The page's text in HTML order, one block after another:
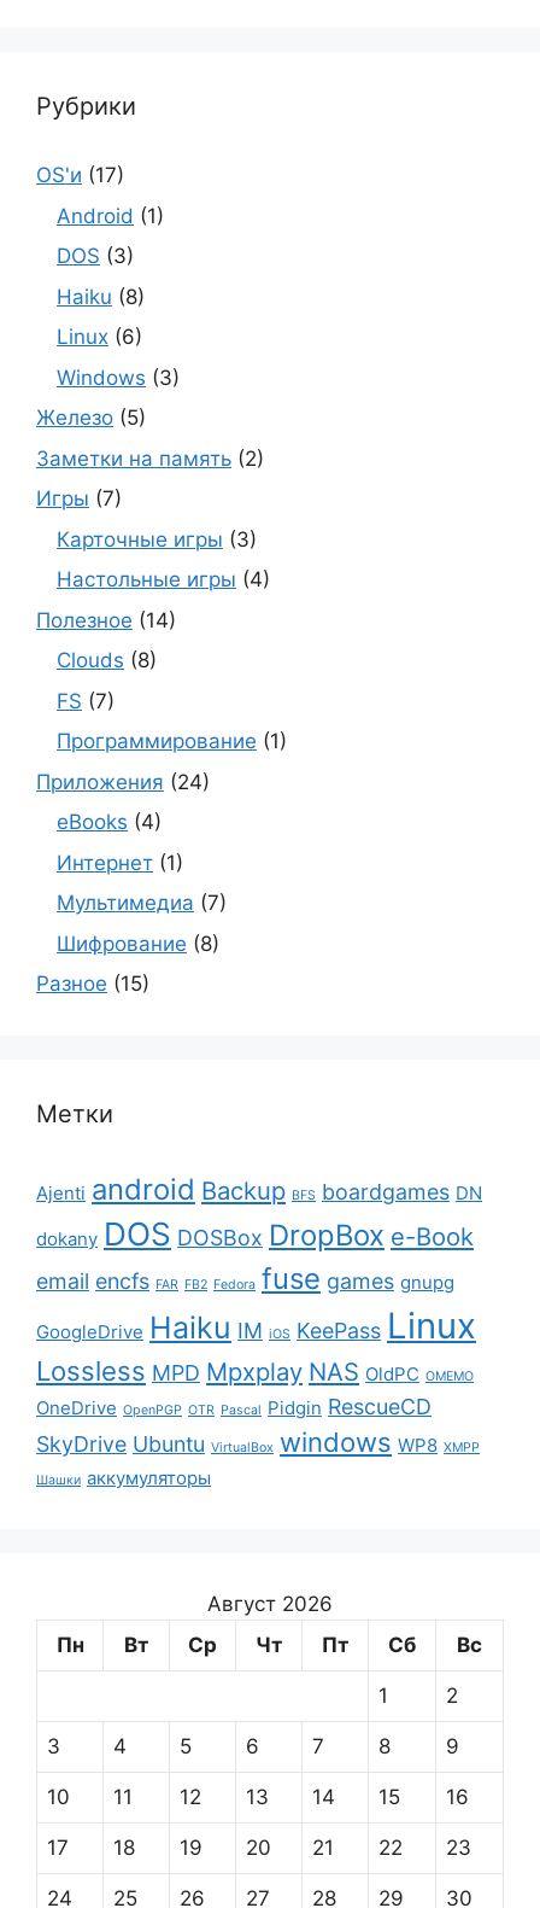
Рубрики
OS'и (17)
Android (1)
DOS (3)
Haiku (8)
Linux (6)
Windows (3)
Железо (5)
Заметки на память (2)
Игры (7)
Карточные игры (3)
Настольные игры (4)
Полезное (14)
Clouds (8)
FS (7)
Программирование (1)
Приложения (24)
eBooks (4)
Интернет (1)
Мультимедиа (7)
Шифрование (8)
Разное (15)
Метки
Ajenti android Backup BFS boardgames DN
dokany DOS DOSBox DropBox e-Book
email encfs FAR FB2 Fedora fuse games gnupg
GoogleDrive Haiku IM iOS KeePass Linux
Lossless MPD Mpxplay NAS OldPC OMEMO
OneDrive OpenPGP OTR Pascal Pidgin RescueCD
SkyDrive Ubuntu VirtualBox windows WP8 XMPP
Шашки аккумуляторы
Август 2026
Пн
Вт Ср Чт Пт Сб Вс
1 2
3 4 5 6 7 8 9
10 11 12 13 14 15 16
17 18 19 20 21 22 23
24 25 26 27 28 29 30